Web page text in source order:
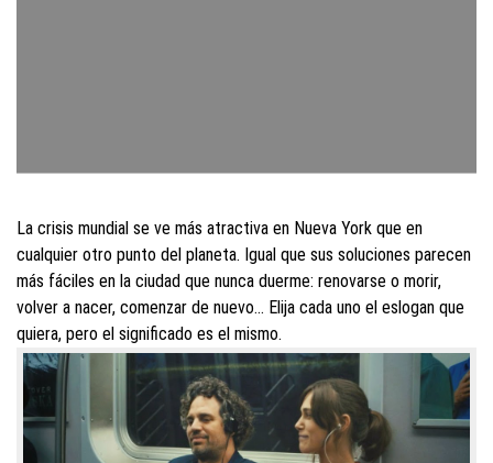
La crisis mundial se ve más atractiva en Nueva York que en
cualquier otro punto del planeta. Igual que sus soluciones parecen
más fáciles en la ciudad que nunca duerme: renovarse o morir,
volver a nacer, comenzar de nuevo… Elija cada uno el eslogan que
quiera, pero el significado es el mismo.